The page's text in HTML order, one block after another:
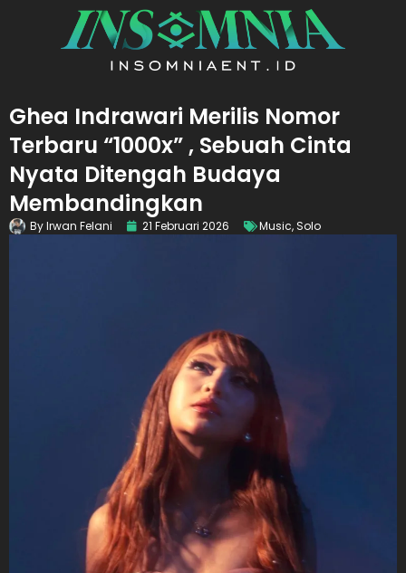
Ghea Indrawari Merilis Nomor
Terbaru “1000x” , Sebuah Cinta
Nyata Ditengah Budaya
Membandingkan
ByIrwan Felani 21 Februari 2026 Music, Solo